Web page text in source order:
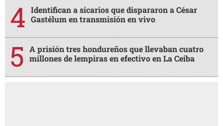
Identifican a sicarios que dispararon a César
Gastélum en transmisión en vivo
A prisión tres hondureños que llevaban cuatro
millones de lempiras en efectivo en La Ceiba